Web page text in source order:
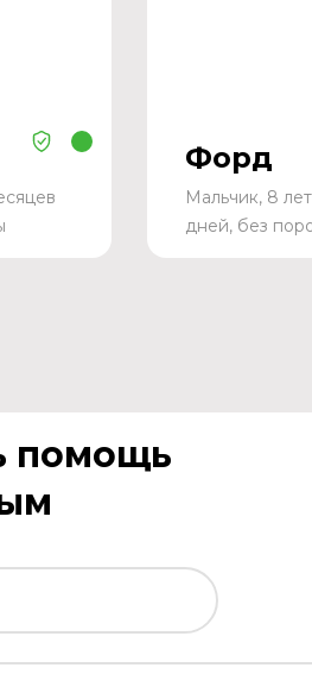
Форд
Мальчик, 8
дней, без
помощь